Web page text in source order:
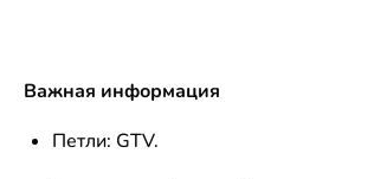
Важная информация
Петли: GTV.